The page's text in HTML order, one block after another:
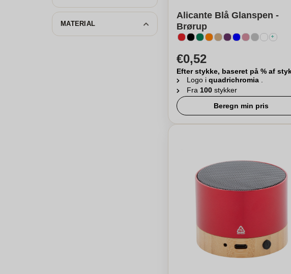
MATERIAL
Alicante Blå Glanspen -
Brørup
€0,52
Efter stykke, baseret på % af
Logo i quadrichromia .
Fra 100 stykker
Beregn min pris